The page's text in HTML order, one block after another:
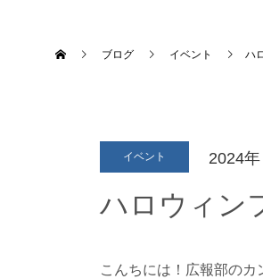
ブログ イベント ハ
2024年
イベント
ハロウィン
こんちには！広報部のカ